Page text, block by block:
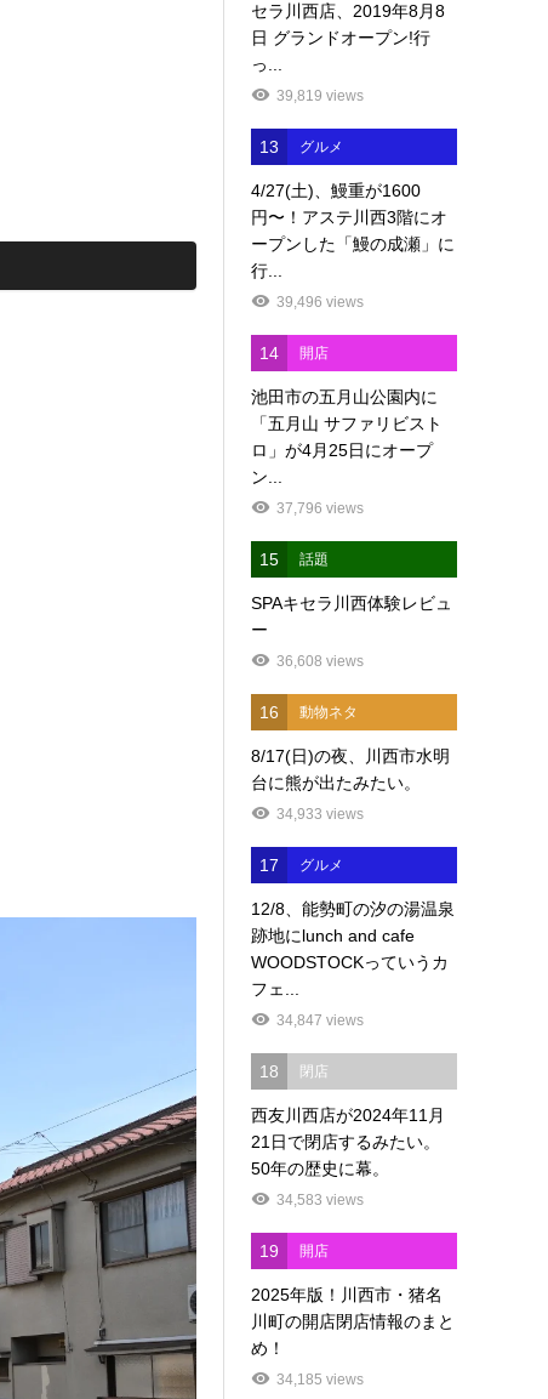
セラ川西店、2019年8月8
日 グランドオープン!行
っ...
39,819 views
13 グルメ
4/27(土)、鰻重が1600
円〜！アステ川西3階にオ
ープンした「鰻の成瀬」に
行...
39,496 views
14 開店
池田市の五月山公園内に
「五月山 サファリビスト
ロ」が4月25日にオープ
ン...
37,796 views
15 話題
SPAキセラ川西体験レビュ
ー
36,608 views
16 動物ネタ
8/17(日)の夜、川西市水明
台に熊が出たみたい。
34,933 views
17 グルメ
12/8、能勢町の汐の湯温泉
跡地にlunch and cafe
WOODSTOCKっていうカ
フェ...
34,847 views
18 閉店
西友川西店が2024年11月
21日で閉店するみたい。
50年の歴史に幕。
34,583 views
19 開店
2025年版！川西市・猪名
川町の開店閉店情報のまと
め！
34,185 views